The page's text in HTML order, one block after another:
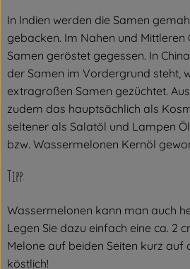
In Indien werden die Samen
gebacken. Im Nahen und Mittleren
Samen geröstet gegessen. In
der Samen im Vordergrund steht,
extragroßen Samen gezüchtet.
zudem das hauptsächlich als
seltener als Salatöl und Lampen
bzw. Wassermelonen Kernöl
Tipp:
Wassermelonen kann man auch
Legen Sie dazu einfach eine ca. 2
Melone auf beiden Seiten kurz auf
köstlich!